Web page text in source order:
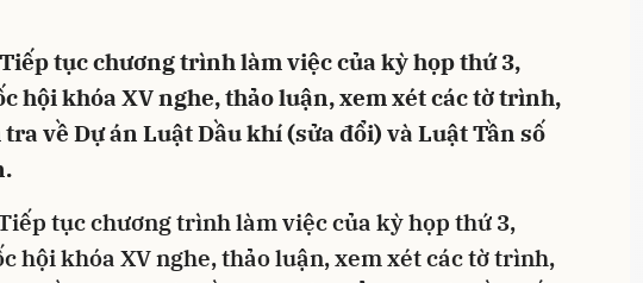
tục chương trình làm việc của kỳ họp thứ 3,
hội khóa XV nghe, thảo luận, xem xét các tờ trình,
về Dự án Luật Dầu khí (sửa đổi) và Luật Tần số
tục chương trình làm việc của kỳ họp thứ 3,
hội khóa XV nghe, thảo luận, xem xét các tờ trình,